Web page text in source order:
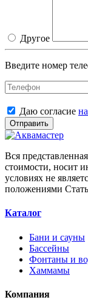
Другое
Введите номер
Даю согласие
Отправить
Вся
стоимости, носит
условиях не
положениями
Каталог
Бани и сауны
Бассейны
Фонтаны и
Хаммамы
Компания